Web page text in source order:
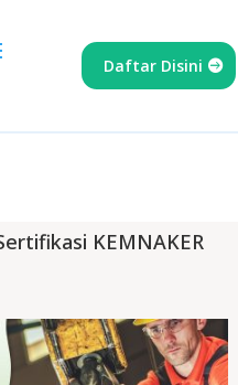
Daftar Disini
KEMNAKER